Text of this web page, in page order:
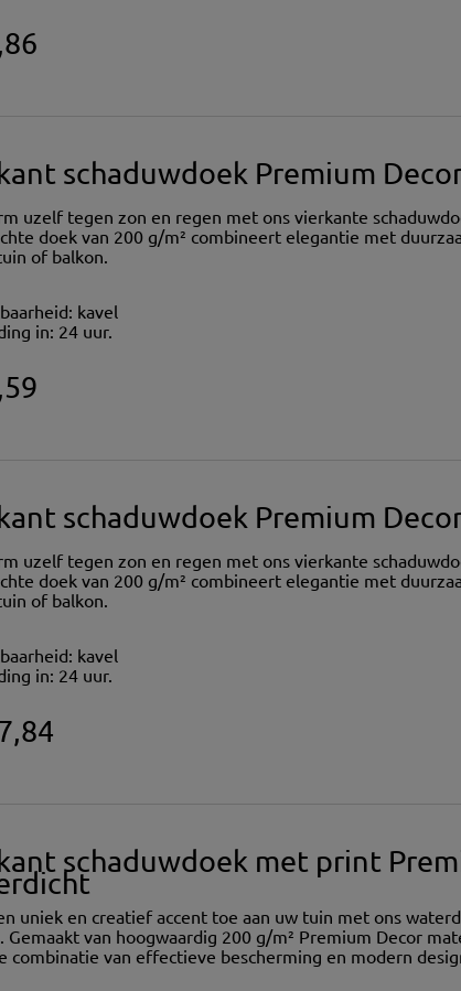
schaduwdoek Premium
uzelf tegen zon en regen met ons vierkante
doek van 200 g/m² combineert elegantie met
of balkon.
kavel
in: 24 uur.
schaduwdoek Premium
uzelf tegen zon en regen met ons vierkante
doek van 200 g/m² combineert elegantie met
of balkon.
kavel
in: 24 uur.
schaduwdoek met print
uniek en creatief accent toe aan uw tuin met ons
Gemaakt van hoogwaardig 200 g/m² Premium Decor
combinatie van effectieve bescherming en modern